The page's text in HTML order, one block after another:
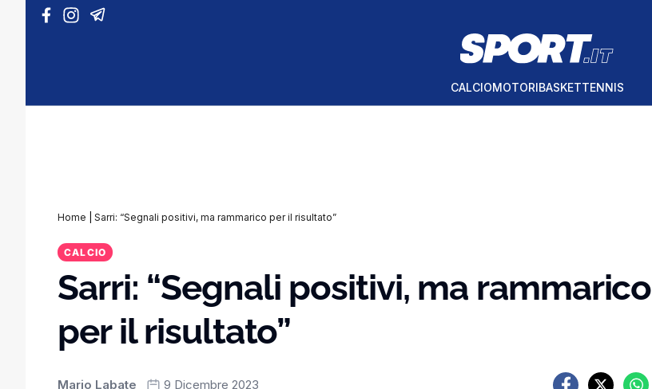
Vai al contenuto
CALCIOMOTORIBASKETTENNIS
Home Sarri: “Segnali positivi, ma rammarico per il risultato”
CALCIO
Sarri: “Segnali positivi, ma rammarico
per il risultato”
Mario Labate 9 Dicembre 2023